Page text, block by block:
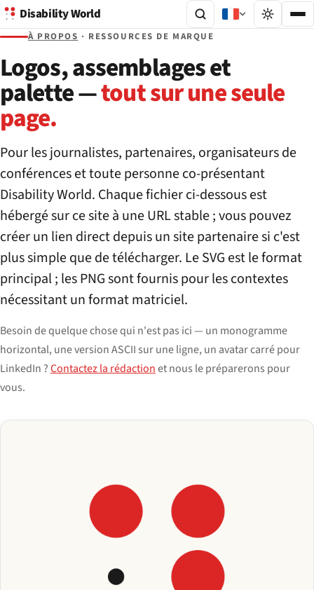
Disability World
À PROPOS · RESSOURCES DE MARQUE
Logos, assemblages et
palette —tout sur une seule
page.
Pour les journalistes, partenaires, organisateurs de
conférences et toute personne co-présentant
Disability World. Chaque fichier ci-dessous est
hébergé sur ce site à une URL stable ; vous pouvez
créer un lien direct depuis un site partenaire si c'est
plus simple que de télécharger. Le SVG est le format
principal ; les PNG sont fournis pour les contextes
nécessitant un format matriciel.
Besoin de quelque chose qui n'est pas ici — un monogramme
horizontal, une version ASCII sur une ligne, un avatar carré pour
LinkedIn ?Contactez la rédactionet nous le préparerons pour
vous.